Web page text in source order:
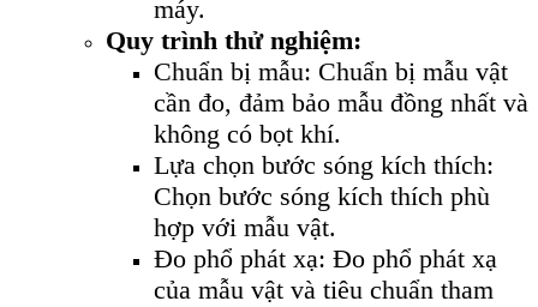
máy.
Quy trình thử nghiệm:
Chuẩn bị mẫu: Chuẩn bị mẫu vật
cần đo, đảm bảo mẫu đồng nhất và
không có bọt khí.
Lựa chọn bước sóng kích thích:
Chọn bước sóng kích thích phù
hợp với mẫu vật.
Đo phổ phát xạ: Đo phổ phát xạ
của mẫu vật và tiêu chuẩn tham